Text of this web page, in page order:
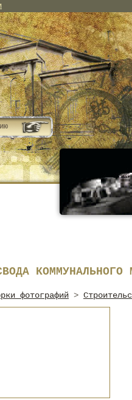
КОММУНАЛЬНОГО
фотографий >